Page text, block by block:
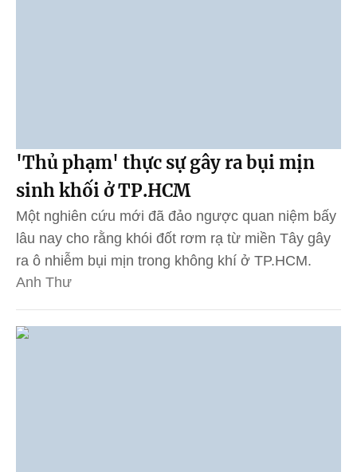
'Thủ phạm' thực sự gây ra bụi mịn
sinh khối ở TP.HCM
Một nghiên cứu mới đã đảo ngược quan niệm bấy
lâu nay cho rằng khói đốt rơm rạ từ miền Tây gây
ra ô nhiễm bụi mịn trong không khí ở TP.HCM.
Anh Thư